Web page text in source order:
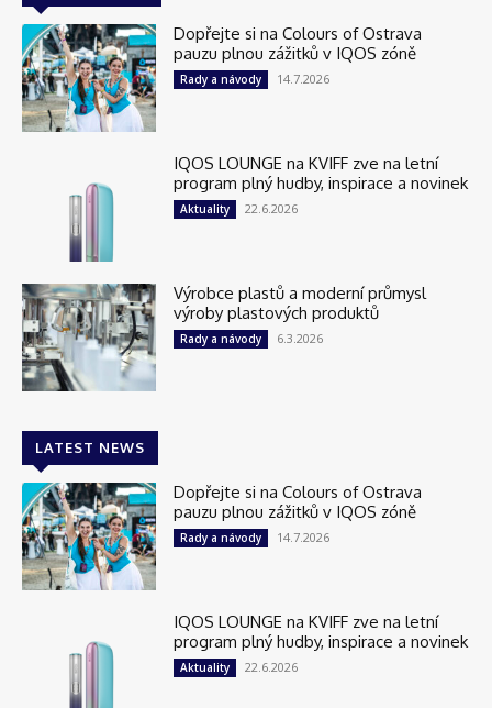
Dopřejte si na Colours of Ostrava
pauzu plnou zážitků v IQOS zóně
Rady a návody 14.7.2026
IQOS LOUNGE na KVIFF zve na letní
program plný hudby, inspirace a novinek
Aktuality 22.6.2026
Výrobce plastů a moderní průmysl
výroby plastových produktů
Rady a návody 6.3.2026
LATEST NEWS
Dopřejte si na Colours of Ostrava
pauzu plnou zážitků v IQOS zóně
Rady a návody 14.7.2026
IQOS LOUNGE na KVIFF zve na letní
program plný hudby, inspirace a novinek
Aktuality 22.6.2026